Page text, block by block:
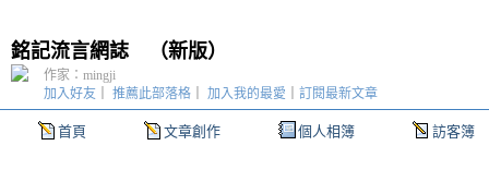
銘記流言網誌 （新版）
首頁 文章創作 個人相簿 訪客簿
加入好友 推薦此部落格 加入我的最愛 訂閱最新文章
作家：mingji